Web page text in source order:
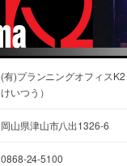
(有)プランニングオフィス
けいつう）
岡山県津山市八出1326-6
0868-24-5100